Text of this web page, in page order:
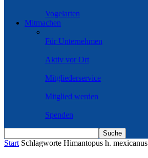
Vogelarten
Mitmachen
Für Unternehmen
Aktiv vor Ort
Mitgliederservice
Mitglied werden
Spenden
Start Schlagworte Himantopus h. mexicanus